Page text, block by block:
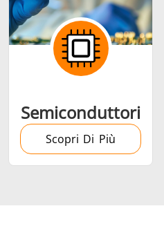
Semiconduttori
Scopri Di Più